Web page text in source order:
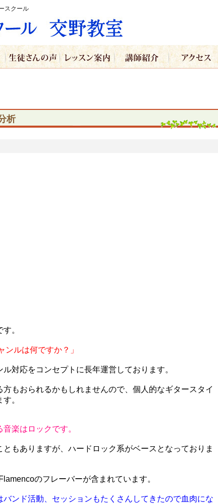
スクール
析
。
ンルは何ですか？」
対応をコンセプトに長年運営しております。
もおられるかもしれませんので、個人的なギタースタイ
。
楽はロックです。
もありますが、ハードロック系がベースとなっておりま
のフレーバーが含まれています。
ンド活動、セッションもたくさんしてきたので血肉にな